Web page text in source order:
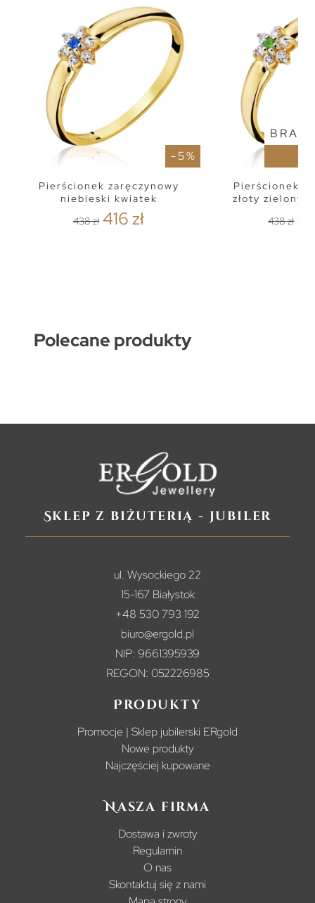
- 5 %
Pierścionek zaręczynowy
niebieski kwiatek
438 zł 416 zł
BRAK
Pierścionek
złoty zielony
438 zł
Polecane produkty
Sklep z biżuterią - jubiler
ul. Wysockiego 22
15-167 Białystok
+48 530 793 192
biuro@ergold.pl
NIP: 9661395939
REGON: 052226985
Produkty
Promocje | Sklep jubilerski ERgold
Nowe produkty
Najczęściej kupowane
Nasza firma
Dostawa i zwroty
Regulamin
O nas
Skontaktuj się z nami